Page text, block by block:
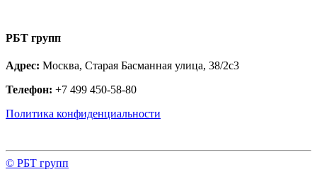
РБТ групп
Адрес: Москва, Старая Басманная улица, 38/2с3
Телефон: +7 499 450-58-80
Политика конфиденциальности
© РБТ групп